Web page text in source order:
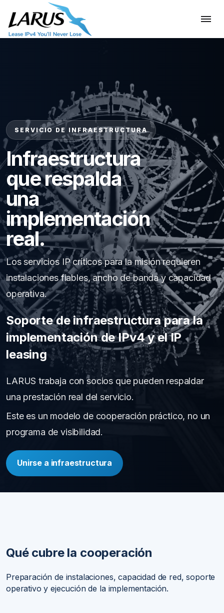
SERVICIO DE INFRAESTRUCTURA
Infraestructura
que respalda
una
implementación
real.
Los servicios IP críticos para la misión requieren
instalaciones fiables, ancho de banda y capacidad
operativa.
Soporte de infraestructura para la
implementación de IPv4 y el IP
leasing
LARUS trabaja con socios que pueden respaldar
una prestación real del servicio.
Este es un modelo de cooperación práctico, no un
programa de visibilidad.
Unirse a infraestructura
Qué cubre la cooperación
Preparación de instalaciones, capacidad de red, soporte
operativo y ejecución de la implementación.